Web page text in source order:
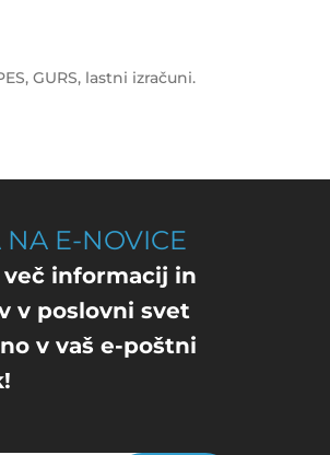
GURS, lastni izračuni.
NA E-NOVICE
informacij in
v poslovni svet
v vaš e-poštni